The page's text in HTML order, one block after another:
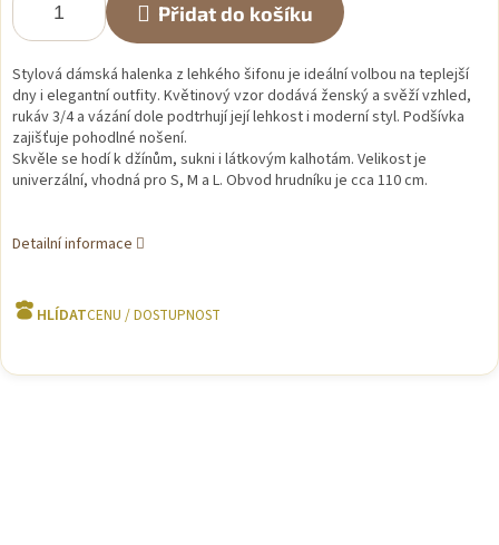
Přidat do košíku
Stylová dámská halenka z lehkého šifonu je ideální volbou na teplejší
dny i elegantní outfity. Květinový vzor dodává ženský a svěží vzhled,
rukáv 3/4 a vázání dole podtrhují její lehkost i moderní styl. Podšívka
zajišťuje pohodlné nošení.
Skvěle se hodí k džínům, sukni i látkovým kalhotám. Velikost je
univerzální, vhodná pro S, M a L. Obvod hrudníku je cca 110 cm.
Detailní informace
HLÍDAT